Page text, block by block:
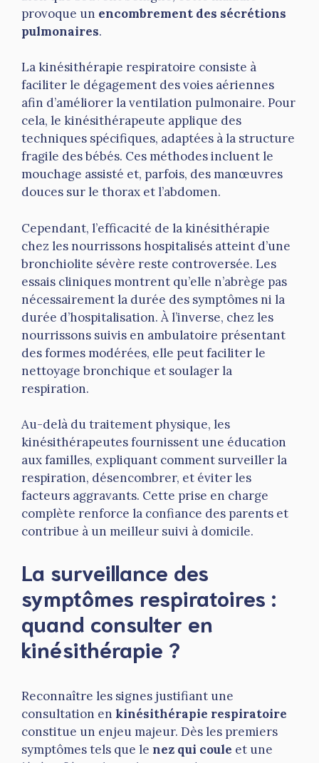
provoque un encombrement des sécrétions
pulmonaires.
La kinésithérapie respiratoire consiste à
faciliter le dégagement des voies aériennes
afin d’améliorer la ventilation pulmonaire. Pour
cela, le kinésithérapeute applique des
techniques spécifiques, adaptées à la structure
fragile des bébés. Ces méthodes incluent le
mouchage assisté et, parfois, des manœuvres
douces sur le thorax et l’abdomen.
Cependant, l’efficacité de la kinésithérapie
chez les nourrissons hospitalisés atteint d’une
bronchiolite sévère reste controversée. Les
essais cliniques montrent qu’elle n’abrège pas
nécessairement la durée des symptômes ni la
durée d’hospitalisation. À l’inverse, chez les
nourrissons suivis en ambulatoire présentant
des formes modérées, elle peut faciliter le
nettoyage bronchique et soulager la
respiration.
Au-delà du traitement physique, les
kinésithérapeutes fournissent une éducation
aux familles, expliquant comment surveiller la
respiration, désencombrer, et éviter les
facteurs aggravants. Cette prise en charge
complète renforce la confiance des parents et
contribue à un meilleur suivi à domicile.
La surveillance des
symptômes respiratoires :
quand consulter en
kinésithérapie ?
Reconnaître les signes justifiant une
consultation en kinésithérapie respiratoire
constitue un enjeu majeur. Dès les premiers
symptômes tels que le nez qui coule et une